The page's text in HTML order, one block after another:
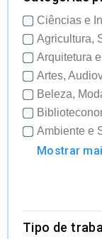
Ciências e
Agricultura,
Arquitetura
Artes,
Beleza,
Ambiente e
Mostrar
Tipo de